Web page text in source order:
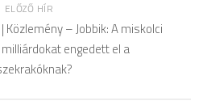
ELŐZŐ HÍR
Közlemény – Jobbik: A miskolci
engedett el a